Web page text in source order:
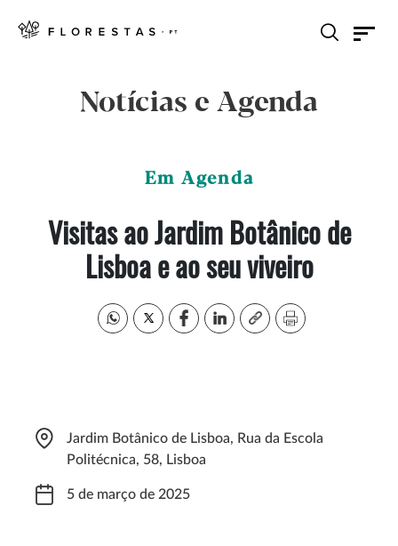
Notícias e Agenda
Em Agenda
Visitas ao Jardim Botânico de
Lisboa e ao seu viveiro
Jardim Botânico de Lisboa, Rua da Escola
Politécnica, 58, Lisboa
5 de março de 2025